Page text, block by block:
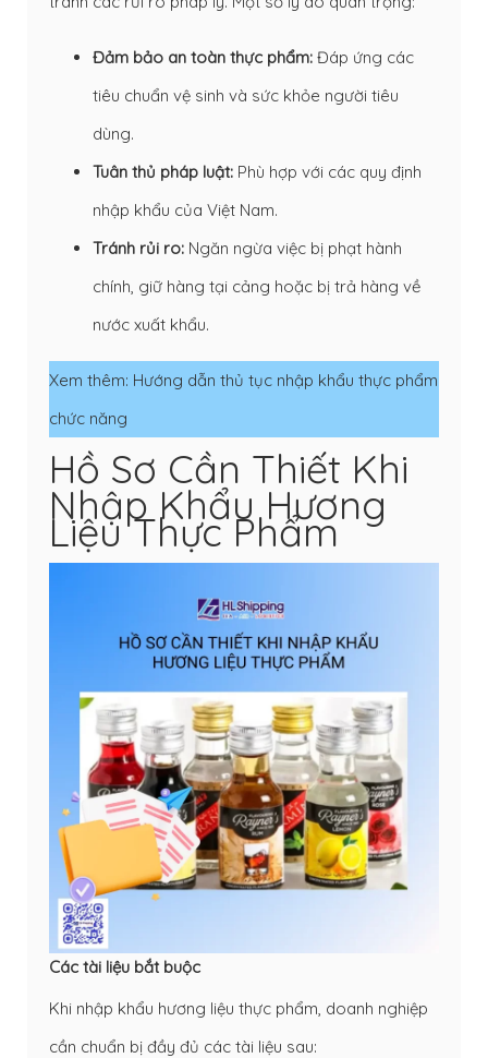
Đảm bảo an toàn thực phẩm: Đáp ứng các
tiêu chuẩn vệ sinh và sức khỏe người tiêu
dùng.
Tuân thủ pháp luật: Phù hợp với các quy định
nhập khẩu của Việt Nam.
Tránh rủi ro: Ngăn ngừa việc bị phạt hành
chính, giữ hàng tại cảng hoặc bị trả hàng về
nước xuất khẩu.
Xem thêm: Hướng dẫn thủ tục nhập khẩu thực phẩm
chức năng
Hồ Sơ Cần Thiết Khi
Nhập Khẩu Hương
Liệu Thực Phẩm
Các tài liệu bắt buộc
Khi nhập khẩu hương liệu thực phẩm, doanh nghiệp
cần chuẩn bị đầy đủ các tài liệu sau: